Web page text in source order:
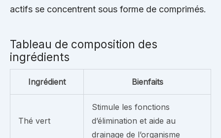
actifs se concentrent sous forme de comprimés.
Tableau de composition des
ingrédients
Ingrédient Bienfaits
Thé vert
Stimule les fonctions
d’élimination et aide au
drainage de l’organisme